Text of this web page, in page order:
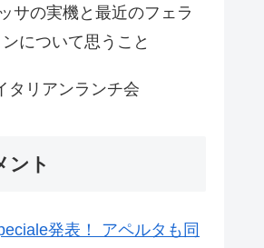
サの実機と最近のフェラ
について思うこと
タリアンランチ会
ント
発表！ アペルタも同